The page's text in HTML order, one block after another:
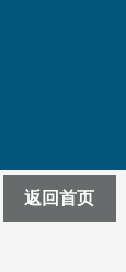
返回首页